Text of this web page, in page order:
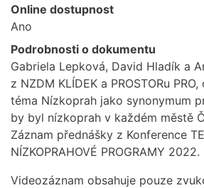
Online dostupnost
Ano
Podrobnosti o dokumentu
Gabriela Lepková, David Hladík a
z NZDM KLÍDEK a PROSTORu
téma Nízkoprah jako synonymum
by byl nízkoprah v každém městě
Záznam přednášky z Konference
NÍZKOPRAHOVÉ PROGRAMY 2022.
Videozáznam obsahuje pouze